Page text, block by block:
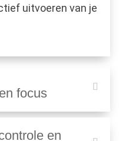
uitvoeren van je
focus
en